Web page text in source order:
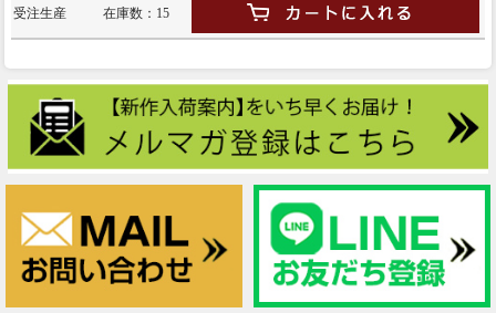
受注生産 在庫数：15